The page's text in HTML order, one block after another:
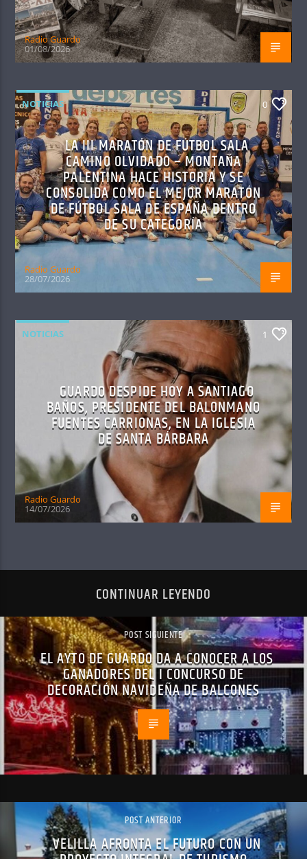
Radio Guardo
01/08/2026
NOTICIAS 0
LA III MARATÓN DE FÚTBOL SALA
CAMINO OLVIDADO – MONTAÑA
PALENTINA HACE HISTORIA Y SE
CONSOLIDA COMO EL MEJOR MARATÓN
DE FÚTBOL SALA DE ESPAÑA DENTRO
DE SU CATEGORÍA
Radio Guardo
28/07/2026
NOTICIAS 1
GUARDO DESPIDE HOY A SANTIAGO
BAÑOS, PRESIDENTE DEL BALONMANO
FUENTES CARRIONAS, EN LA IGLESIA
DE SANTA BÁRBARA
Radio Guardo
14/07/2026
CONTINUAR LEYENDO
POST SIGUIENTE
EL AYTO DE GUARDO DA A CONOCER A LOS
GANADORES DEL I CONCURSO DE
DECORACIÓN NAVIDEÑA DE BALCONES
POST ANTERIOR
VELILLA AFRONTA EL FUTURO CON UN